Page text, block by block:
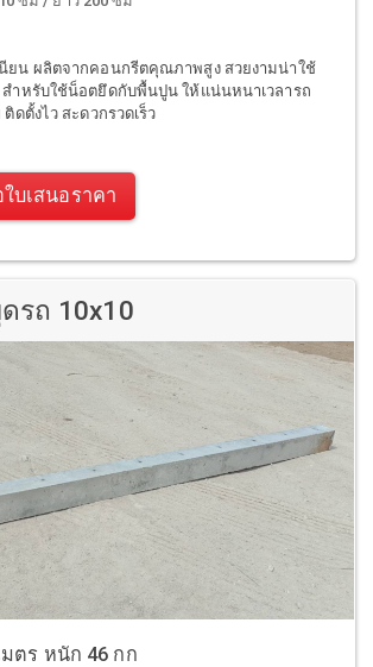
นียน ผลิตจากคอนกรีตคุณภาพสูง สวยงามน่าใช้
สำหรับใช้น็อตยึดกับพื้นปูน ให้แน่นหนาเวลารถ
ดตั้งไว สะดวกรวดเร็ว
บเสนอราคา
รถ 10x10
มตร หนัก 46 กก